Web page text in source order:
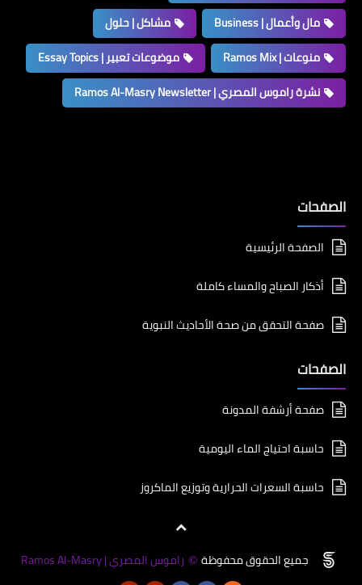
مال وأعمال | Business
مشاكل | حلول
منوعات | Ramos Mix
موضوعات تعبير | Essay Topics
نشرة راموس المصري | Ramos Al-Masry Newsletter
الصفحات
الصفحة الرئيسية
أذكار الصباح والمساء كاملة
صفحة التحقق من صحة الأحاديث النبوية
الصفحات
صفحة أرشفة المدونة
حاسبة احتياج الماء اليومية
حاسبة السعرات الحرارية وتوزيع الماكروز
جميع الحقوق محفوظة © راموس المصري | Ramos Al-Masry